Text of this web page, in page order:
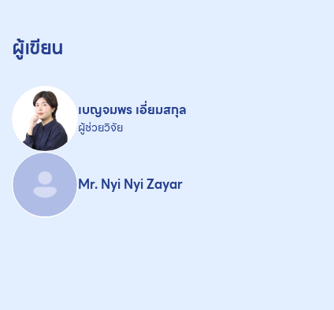
ผู้เขียน
เบญจมพร เอี่ยมสกุล
ผู้ช่วยวิจัย
Mr. Nyi Nyi Zayar